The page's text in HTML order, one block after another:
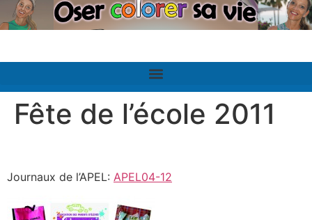
Fête de l’école 2011
Journaux de l’APEL: APEL04-12